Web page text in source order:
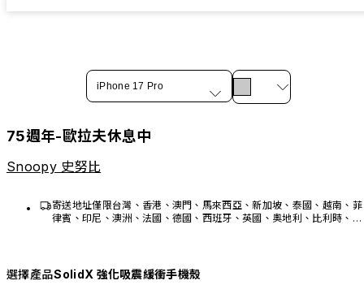
iPhone 17 Pro
75週年-歐拉夫休息中
Snoopy 史努比
寄送地址僅限台灣、香港、澳門、馬來西亞、新加坡、泰國、越南、菲
律賓、印尼、澳洲、法國、德國、西班牙、英國、奧地利、比利時、荷
選擇產品SolidX 強化吸震緩衝手機殼